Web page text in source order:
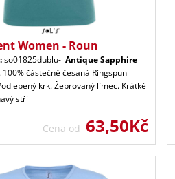
Women - Roun
so01825dublu-l Antique Sapphire
100% částečně česaná Ringspun
krk. Žebrovaný límec. Krátké
stři
Cena od 63,50Kč